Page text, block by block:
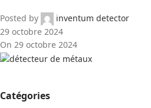
Posted by
inventum detector
29 octobre 2024
On 29 octobre 2024
Catégories